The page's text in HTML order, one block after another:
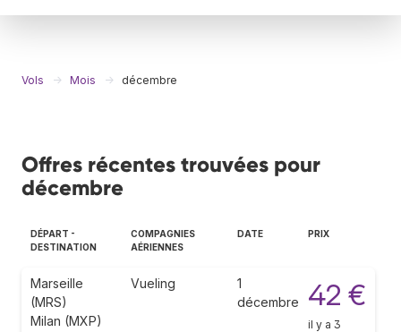
Vols Mois décembre
Offres récentes trouvées pour
décembre
DÉPART -
DESTINATION
COMPAGNIES
AÉRIENNES
DATE PRIX
Marseille
(MRS)
Milan (MXP)
Vueling
1
décembre
42 €
il y a 3